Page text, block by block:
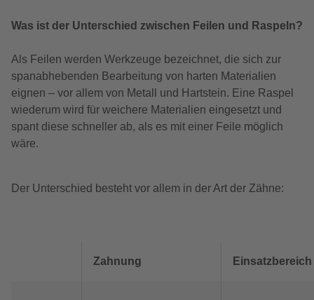
Was ist der Unterschied zwischen Feilen und Raspeln?
Als Feilen werden Werkzeuge bezeichnet, die sich zur
spanabhebenden Bearbeitung von harten Materialien
eignen – vor allem von Metall und Hartstein. Eine Raspel
wiederum wird für weichere Materialien eingesetzt und
spant diese schneller ab, als es mit einer Feile möglich
wäre.
Der Unterschied besteht vor allem in der Art der Zähne:
Zahnung Einsatzbereich